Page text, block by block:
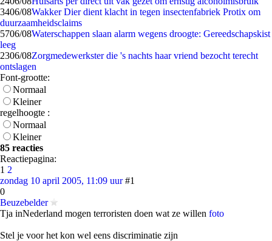
3406/08Wakker Dier dient klacht in tegen insectenfabriek Protix om
duurzaamheidsclaims
5706/08Waterschappen slaan alarm wegens droogte: Gereedschapskist
leeg
2306/08Zorgmedewerkster die 's nachts haar vriend bezocht terecht
ontslagen
Font-grootte:
Normaal
Kleiner
regelhoogte :
Normaal
Kleiner
85 reacties
Reactiepagina:
1 2
zondag 10 april 2005, 11:09 uur #1
0
Beuzebelder
Tja inNederland mogen terroristen doen wat ze willen foto
Stel je voor het kon wel eens discriminatie zijn